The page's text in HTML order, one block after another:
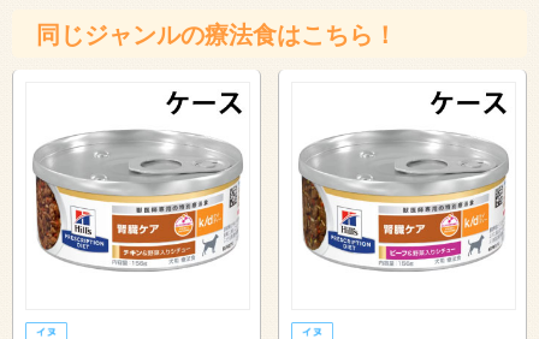
同じジャンルの療法食はこちら！